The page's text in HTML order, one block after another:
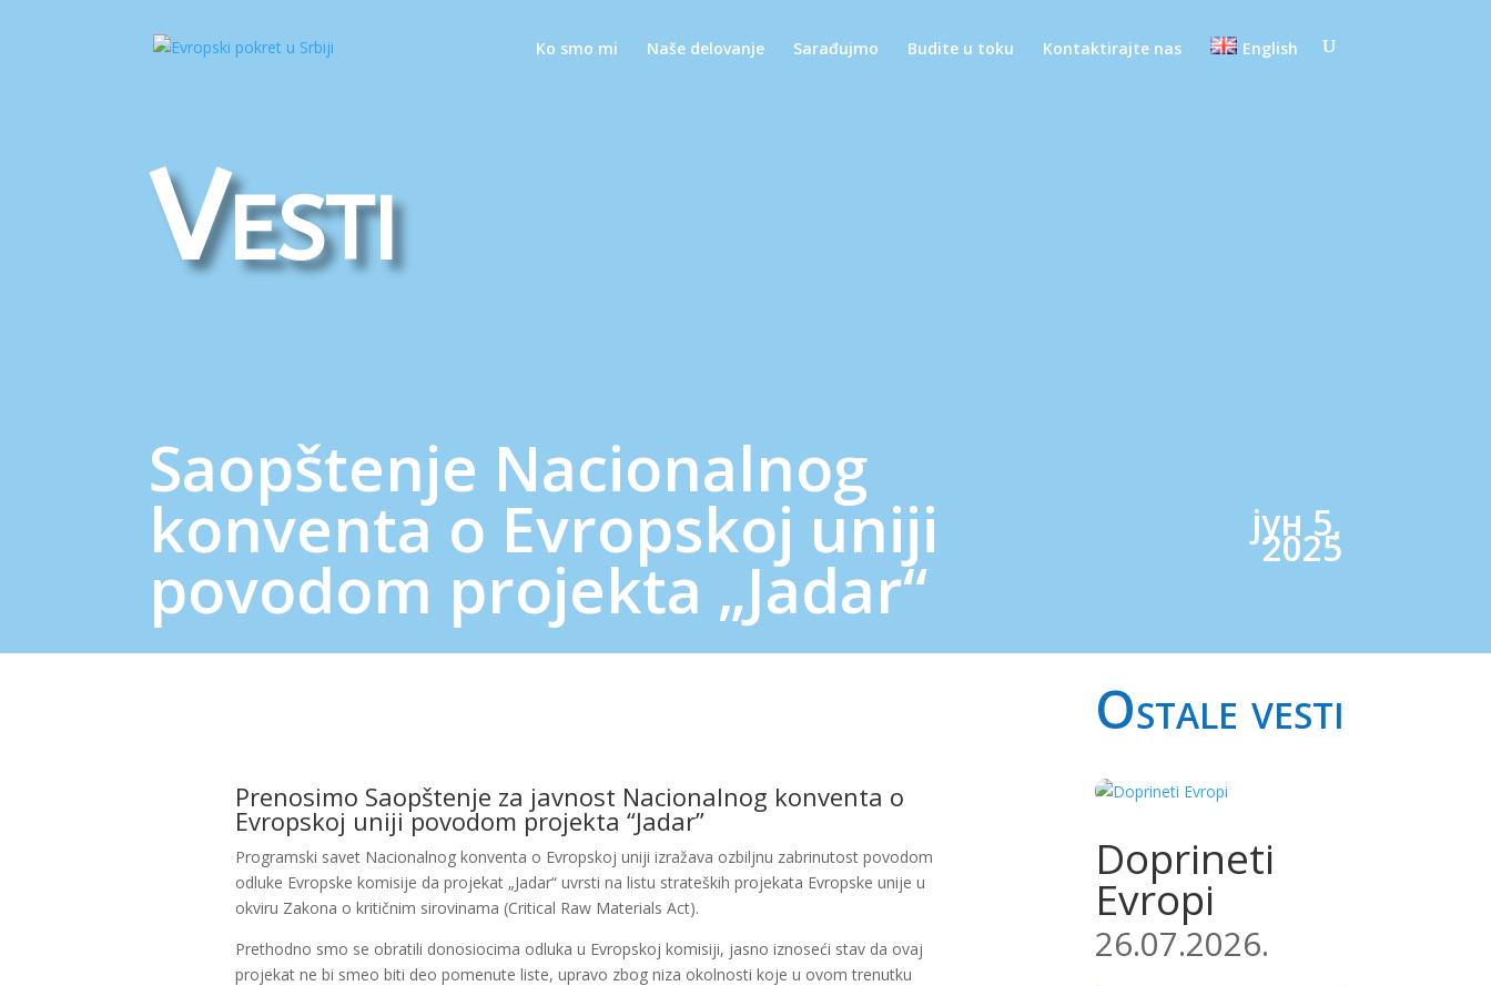
Ko smo mi Naše delovanje Sarađujmo Budite u toku Kontaktirajte nas English
Vesti
Saopštenje Nacionalnog
konventa o Evropskoj uniji
povodom projekta „Jadar“
јун 5,
2025
Prenosimo Saopštenje za javnost Nacionalnog konventa o
Evropskoj uniji povodom projekta “Jadar”
Programski savet Nacionalnog konventa o Evropskoj uniji izražava ozbiljnu zabrinutost povodom
odluke Evropske komisije da projekat „Jadar“ uvrsti na listu strateških projekata Evropske unije u
okviru Zakona o kritičnim sirovinama (Critical Raw Materials Act).
Prethodno smo se obratili donosiocima odluka u Evropskoj komisiji, jasno iznoseći stav da ovaj
projekat ne bi smeo biti deo pomenute liste, upravo zbog niza okolnosti koje u ovom trenutku
Ostale vesti
Doprineti
Evropi
26.07.2026.